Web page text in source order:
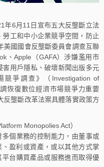
6月11日宣布五大反壟斷立法
工和中小企業競爭空間，防止
美國國會反壟斷委員會調查互聯
、Apple（GAFA）涉嫌濫用市
用戶隱私、破壞新聞出版多元
爭調查》（Investigation of
恢復數位經濟市場競爭力重要
反壟斷改革法案具體落實政策方
Monopolies Act）
個業務的控制能力，由董事或
盈利或資產，或以其他方式掌
台購買產品或服務進而取得優